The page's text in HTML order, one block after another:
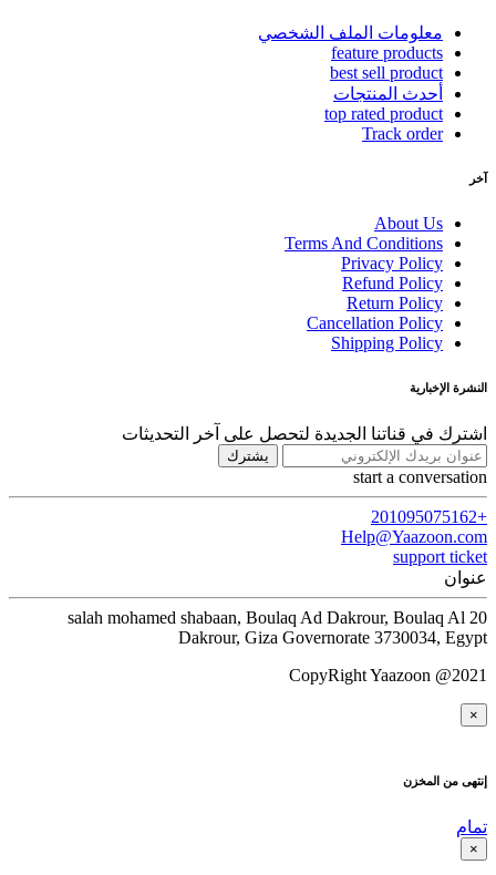
معلومات الملف الشخصي
feature products
best sell product
أحدث المنتجات
top rated product
Track order
آخر
About Us
Terms And Conditions
Privacy Policy
Refund Policy
Return Policy
Cancellation Policy
Shipping Policy
النشرة الإخبارية
اشترك في قناتنا الجديدة لتحصل على آخر التحديثات
يشترك
start a conversation
+201095075162
Help@Yaazoon.com
support ticket
عنوان
20 salah mohamed shabaan, Boulaq Ad Dakrour, Boulaq Al
Dakrour, Giza Governorate 3730034, Egypt
CopyRight Yaazoon @2021
×
إنتهى من المخزن
تمام
×